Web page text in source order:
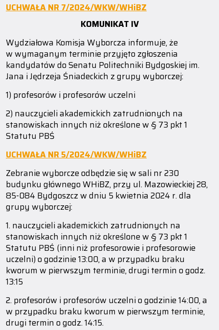
UCHWAŁA NR 7/2024/WKW/WHiBZ
KOMUNIKAT IV
Wydziałowa Komisja Wyborcza informuje, że
w wymaganym terminie przyjęto zgłoszenia
kandydatów do Senatu Politechniki Bydgoskiej im.
Jana i Jędrzeja Śniadeckich z grupy wyborczej:
1) profesorów i profesorów uczelni
2) nauczycieli akademickich zatrudnionych na
stanowiskach innych niż określone w § 73 pkt 1
Statutu PBŚ
UCHWAŁA NR 5/2024/WKW/WHiBZ
Zebranie wyborcze odbędzie się w sali nr 230
budynku głównego WHiBZ, przy ul. Mazowieckiej 28,
85-084 Bydgoszcz w dniu 5 kwietnia 2024 r. dla
grupy wyborczej:
1. nauczycieli akademickich zatrudnionych na
stanowiskach innych niż określone w § 73 pkt 1
Statutu PBŚ (inni niż profesorowie i profesorowie
uczelni) o godzinie 13:00, a w przypadku braku
kworum w pierwszym terminie, drugi termin o godz.
13:15
2. profesorów i profesorów uczelni o godzinie 14:00, a
w przypadku braku kworum w pierwszym terminie,
drugi termin o godz. 14:15.